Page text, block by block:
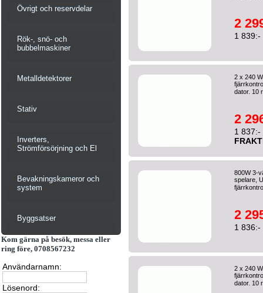
Övrigt och reservdelar
Rök-, snö- och
bubbelmaskiner
Metalldetektorer
Stativ
Inverters,
Strömförsörjning och El
Bevakningskameror och
system
Byggsatser
Kom gärna på besök, messa eller
ring före, 0708567232
Användarnamn:
Lösenord:
2
1 839:-
2 x 240
dator. 10
2
1 837:-
800W 3-
spelare,
2
1 836:-
2 x 240
dator. 10